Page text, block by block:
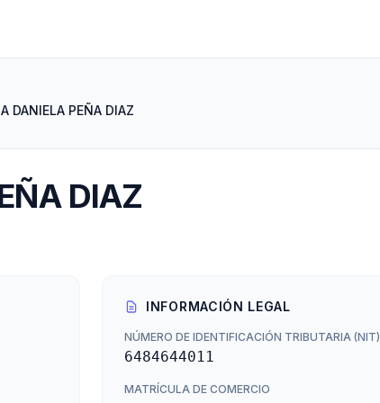
DANIELA PEÑA DIAZ
DIAZ
INFORMACIÓN LEGAL
NÚMERO DE IDENTIFICACIÓN TRIBUTARIA (NIT)
6484644011
MATRÍCULA DE COMERCIO